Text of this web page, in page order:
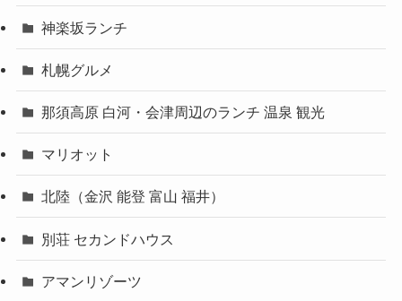
神楽坂ランチ
札幌グルメ
那須高原 白河・会津周辺のランチ 温泉 観光
マリオット
北陸（金沢 能登 富山 福井）
別荘 セカンドハウス
アマンリゾーツ